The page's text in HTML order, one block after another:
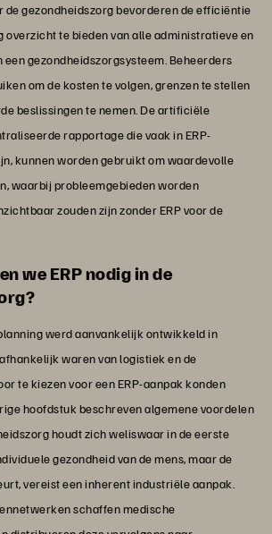
de gezondheidszorg bevorderen de efficiëntie
overzicht te bieden van alle administratieve en
gezondheidszorgsysteem. Beheerders
om de kosten te volgen, grenzen te stellen
beslissingen te nemen. De artificiële
rapportage die vaak in ERP-
kunnen worden gebruikt om waardevolle
waarbij probleemgebieden worden
zouden zijn zonder ERP voor de
we ERP nodig in de
werd aanvankelijk ontwikkeld in
waren van logistiek en de
te kiezen voor een ERP-aanpak konden
hoofdstuk beschreven algemene voordelen
houdt zich weliswaar in de eerste
gezondheid van de mens, maar de
vereist een inherent industriële aanpak.
schaffen medische